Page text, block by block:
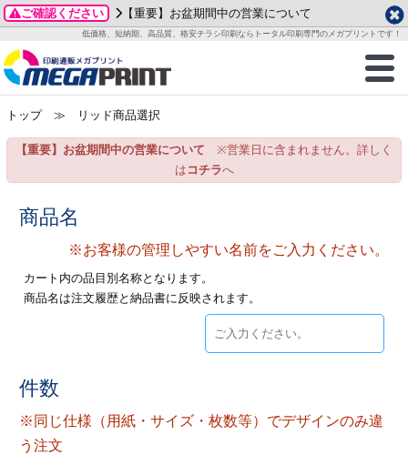
ご確認ください 【重要】お盆期間中の営業について
低価格、短納期、高品質、格安チラシ印刷ならトータル印刷専門のメガプリントです！
商品一覧
グッズ
ステッカー
ックカード印刷
業ツール印刷
ィ・販促グッズ
イズ
ご利用ガイド
お客様へ
いて
方法
/送料について
刷
カード印刷
ックカード名刺
ムカード
印刷
ー印刷
ード印刷
データ作成ガイド
成前に
ガイド
加工指示ガイド
テンプレート
ード印刷
名刺印刷
ックカード
ード印刷
刷
印刷
形マル型
一覧
わせ
り
プル請求
2026年 8月
月
火 水 木 金
土
3
4 5 6 7
8
15
24
25
2026年 9月
月
火 水 木 金
土
12
21
22
28
29 30
トップ≫ リッド商品選択
【重要】お盆期間中の営業について ※営業日に含まれません。詳しく
は コチラへ
商品名
※お客様の管理しやすい名前をご入力ください。
カート内の品目別名称となります。
商品名は注文履歴と納品書に反映されます。
件数
※同じ仕様（用紙・サイズ・枚数等）でデザインのみ違
う注文